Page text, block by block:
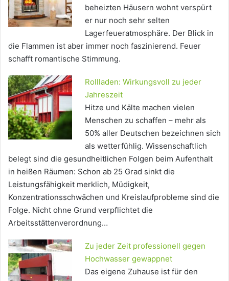
beheizten Häusern wohnt verspürt
er nur noch sehr selten
Lagerfeueratmosphäre. Der Blick in
die Flammen ist aber immer noch faszinierend. Feuer
schafft romantische Stimmung.
Rollladen: Wirkungsvoll zu jeder
Jahreszeit
Hitze und Kälte machen vielen
Menschen zu schaffen – mehr als
50% aller Deutschen bezeichnen sich
als wetterfühlig. Wissenschaftlich
belegt sind die gesundheitlichen Folgen beim Aufenthalt
in heißen Räumen: Schon ab 25 Grad sinkt die
Leistungsfähigkeit merklich, Müdigkeit,
Konzentrationsschwächen und Kreislaufprobleme sind die
Folge. Nicht ohne Grund verpflichtet die
Arbeitsstättenverordnung…
Zu jeder Zeit professionell gegen
Hochwasser gewappnet
Das eigene Zuhause ist für den